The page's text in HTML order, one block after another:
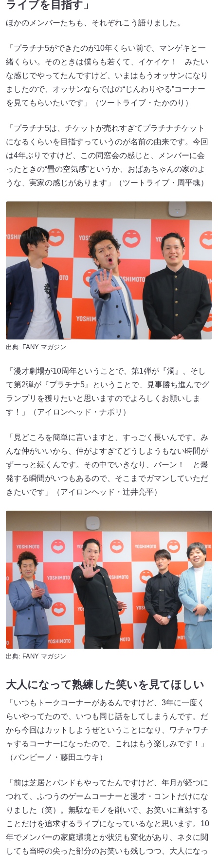
ライブを目指す」
ほかのメンバーたちも、それぞれこう語りました。
「プラチナ5ができたのが10年くらい前で、マンゲキと一
緒くらい。そのときは僕らも若くて、イケイケ！ みたい
な感じでやってたんですけど、いまはもうオッサンになり
ましたので、オッサンならではの“じんわりやる”コーナー
を見てもらいたいです」（ツートライブ・たかのり）
「プラチナ5は、チケットが売れすぎてプラチナチケット
になるくらいを目指すっていうのが名前の由来です。今回
は4年ぶりですけど、この同窓会の感じと、メンバーに会
ったときの“畳の空気感”というか、おばあちゃんの家のよ
うな、実家の感じがあります」（ツートライブ・周平魂）
出典: FANY マガジン
「漫才劇場が10周年ということで、第1弾が『濁』、そし
て第2弾が『プラチナ5』ということで、見事勝ち進んでグ
ランプリを獲りたいと思いますのでよろしくお願いしま
す！」（アイロンヘッド・ナポリ）
「見どころを簡単に言いますと、すっごく長いんです。み
んな仲がいいから、仲がよすぎてどうしようもない時間が
ずーっと続くんです。その中でいきなり、バーン！ と爆
発する瞬間がいつもあるので、そこまでガマンしていただ
きたいです」（アイロンヘッド・辻井亮平）
出典: FANY マガジン
大人になって熟練した笑いを見てほしい
「いつもトークコーナーがあるんですけど、3年に一度く
らいやってたので、いつも同じ話をしてしまうんです。だ
から今回はカットしようぜということになり、ワチャワチ
ャするコーナーになったので、これはもう楽しみです！」
（バンビーノ・藤田ユウキ）
「前は芝居とバンドもやってたんですけど、年月が経つに
つれて、ふつうのゲームコーナーと漫才・コントだけにな
りました（笑）。無駄なモノを削いで、お笑いに直結する
ことだけを追求するライブになっているなと思います。10
年でメンバーの家庭環境とか状況も変化があり、ネタに関
しても当時の尖った部分のお笑いも残しつつ、大人になっ